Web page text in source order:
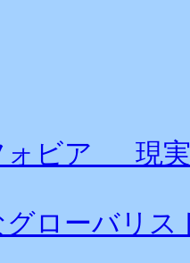
ォビア 現実
グローバリ